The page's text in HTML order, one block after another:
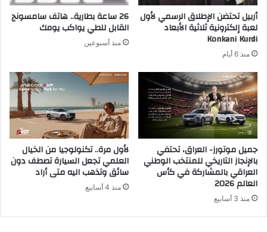
ر
و
ن
ي
أربيل تحتضن الإطلاق الرسمي لأول
لعبة إلكترونية ثلاثية الأبعاد
Konkani Kurdi
منذ 6 أيام
26 ساعة بطارية.. هاتف سامسونج
القابل للطي يواكب يومك
منذ أسبوعين
جميل موتورز- العراق، تحتفي
بالإنجاز التاريخي للمنتخب الوطني
العراقي بالمشاركة في كأس
العالم 2026
منذ 3 أسابيع
لأول مرة.. تكنولوجيا من الخيال
العلمي تجعل السيارة تصطف دون
سائق وتذهب اليه متى أراد
منذ 4 أسابيع